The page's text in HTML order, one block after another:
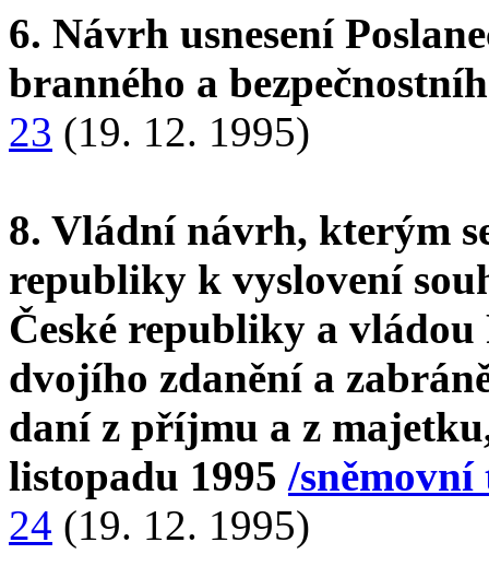
6. Návrh usnesení
branného a
23 (19. 12. 1995)
8. Vládní návrh, kterým
republiky k vyslovení
České republiky a vládou
dvojího zdanění a
daní z příjmu a z
listopadu 1995 /sněmovní
24 (19. 12. 1995)